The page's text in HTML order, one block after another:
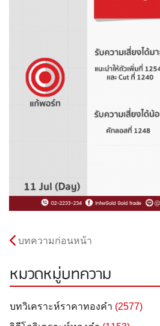
บทความก่อนหน้า
หมวดหมู่บทความ
บทวิเคราะห์ราคาทองคำ (2577)